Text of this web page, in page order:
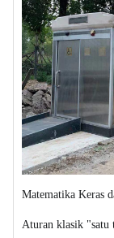
Matematika Keras
Aturan klasik "satu